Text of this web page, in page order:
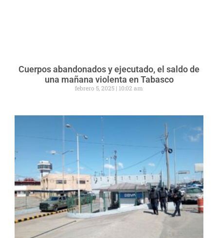
Cuerpos abandonados y ejecutado, el saldo de
una mañana violenta en Tabasco
febrero 5, 2025 10:02 am